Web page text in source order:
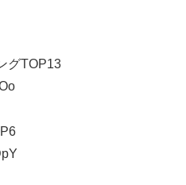
グTOP13